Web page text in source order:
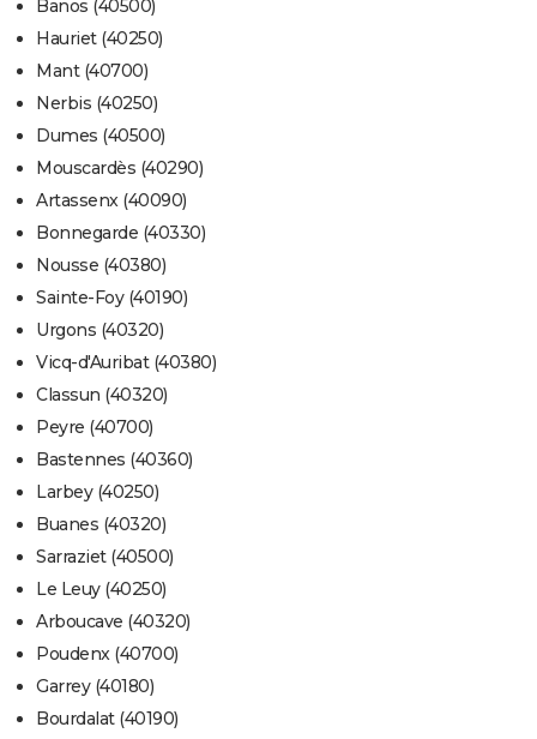
Banos (40500)
Hauriet (40250)
Mant (40700)
Nerbis (40250)
Dumes (40500)
Mouscardès (40290)
Artassenx (40090)
Bonnegarde (40330)
Nousse (40380)
Sainte-Foy (40190)
Urgons (40320)
Vicq-d'Auribat (40380)
Classun (40320)
Peyre (40700)
Bastennes (40360)
Larbey (40250)
Buanes (40320)
Sarraziet (40500)
Le Leuy (40250)
Arboucave (40320)
Poudenx (40700)
Garrey (40180)
Bourdalat (40190)